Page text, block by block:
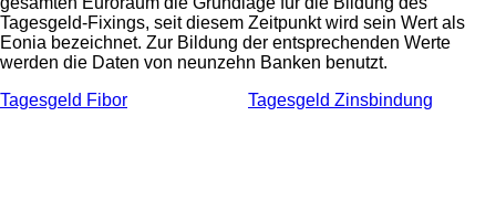
Tagesgeld-Fixings, seit diesem Zeitpunkt wird sein Wert als
Eonia bezeichnet. Zur Bildung der entsprechenden Werte
werden die Daten von neunzehn Banken benutzt.
Tagesgeld Fibor
Tagesgeld Zinsbindung